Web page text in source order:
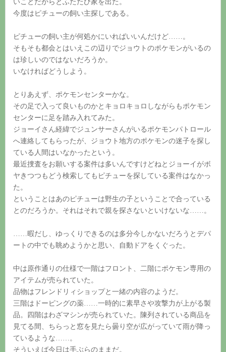
いことだからとふたたび家を出た。
今度はピチューの飼い主探しである。
ピチューの飼い主が何処かにいればいいんだけど……。
そもそも都会とはいえこの辺りでジョウトのポケモンがいるの
は珍しいのではないだろうか。
いなければどうしよう。
とりあえず、ポケモンセンターかな。
その足で入って良いものかとキョロキョロしながらもポケモン
センターに足を踏み入れてみた。
ジョーイさん経緯でジュンサーさんがいるポケモンパトロール
へ連絡してもらったが、ジョウト地方のポケモンの迷子を探し
ている人間はいなかったという。
最近捜査をお願いする案件は多いんですけどねとジョーイがボ
ヤきつつもどう検索してもピチューを探している案件はなかっ
た。
ということはあのピチューは野生の子ということで合っている
とのだろうか。それはそれで親を探さないといけないな……。
……暇だし、ゆっくりできるのは多分今しかないだろうとデパ
ートの中でも眺めようかと思い、自動ドアをくぐった。
中は原作通りの仕様で一階はフロント、二階にポケモン専用の
アイテムが売られていた。
品物はフレンドリィショップと一緒の内容のようだ。
三階はドーピングの薬……一時的に素早さや攻撃力が上がる製
品。四階はわざマシンが売られていた。陳列されている商品を
見てる間、ちらっと窓を見たら曇り空が広がっていて雨が降っ
ているような……。
そういえば今日は手ぶらのままだ。